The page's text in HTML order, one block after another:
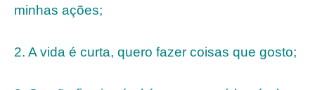
minhas ações;
2. A vida é curta, quero fazer coisas que gosto;